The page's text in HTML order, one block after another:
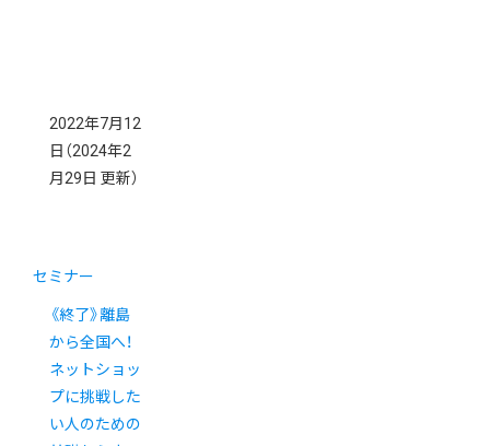
2022年7月12
日 （2024年2
月29日 更新）
セミナー
《終了》離島
から全国へ！
ネットショッ
プに挑戦した
い人のための